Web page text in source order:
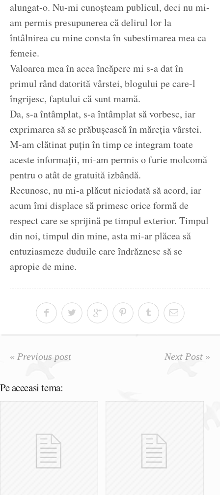
alungat-o. Nu-mi cunoșteam publicul, deci nu mi-
am permis presupunerea că delirul lor la
întâlnirea cu mine consta în subestimarea mea ca
femeie.
Valoarea mea în acea încăpere mi s-a dat în
primul rând datorită vârstei, blogului pe care-l
îngrijesc, faptului că sunt mamă.
Da, s-a întâmplat, s-a întâmplat să vorbesc, iar
exprimarea să se prăbușească în măreția vârstei.
M-am clătinat puțin în timp ce integram toate
aceste informații, mi-am permis o furie molcomă
pentru o atât de gratuită izbândă.
Recunosc, nu mi-a plăcut niciodată să acord, iar
acum îmi displace să primesc orice formă de
respect care se sprijină pe timpul exterior. Timpul
din noi, timpul din mine, asta mi-ar plăcea să
entuziasmeze duduile care îndrăznesc să se
apropie de mine.
« Previous post Next Post »
Pe aceeasi tema: